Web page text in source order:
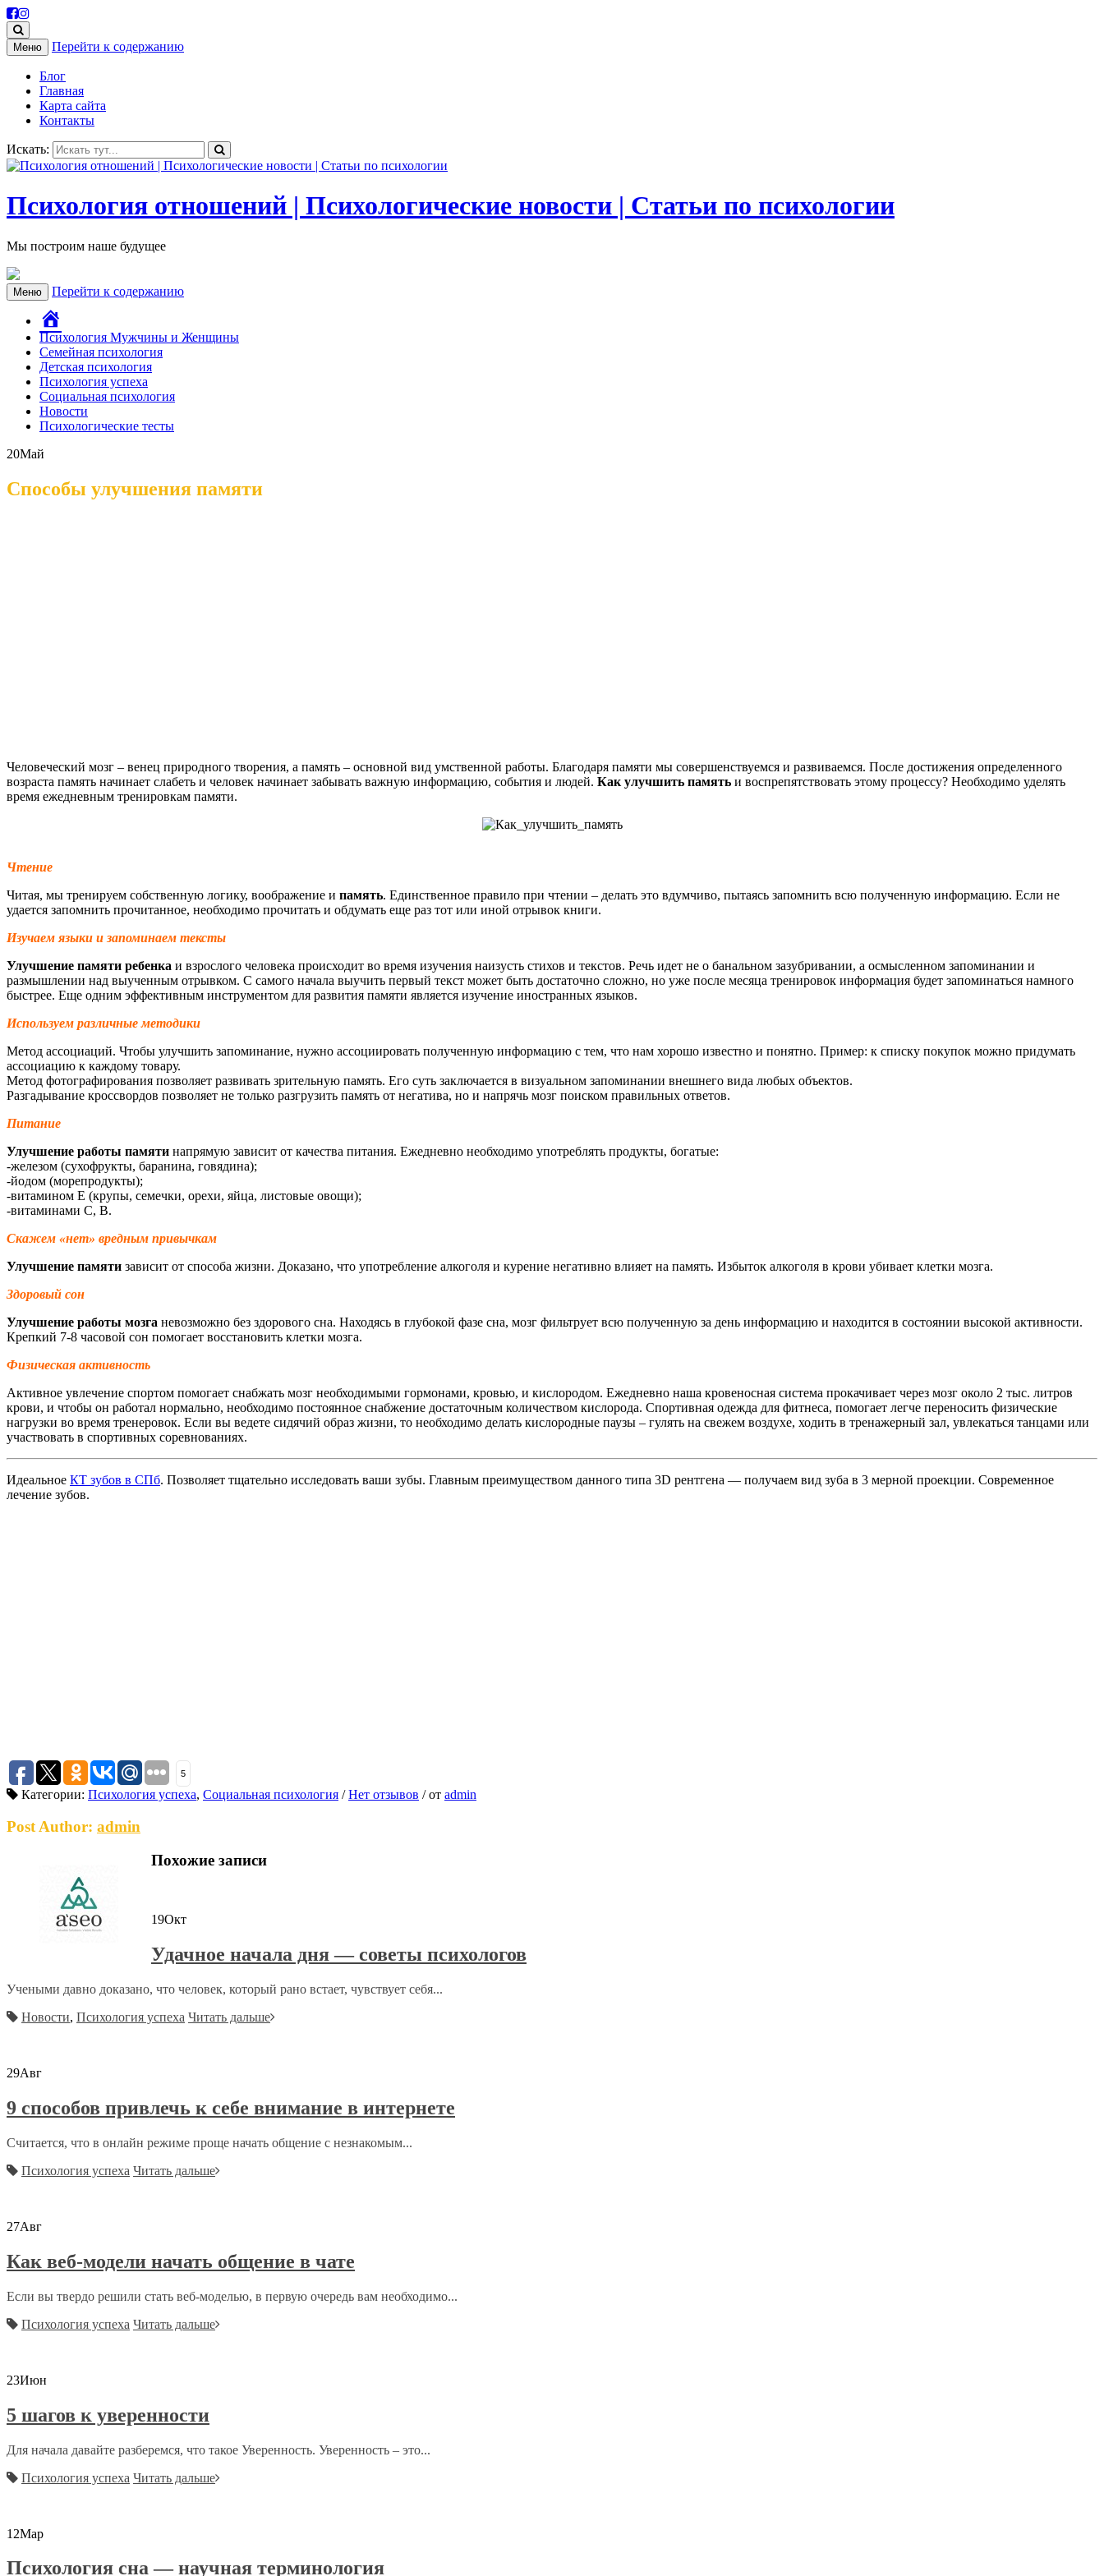
Меню Перейти к содержанию
Блог
Главная
Карта сайта
Контакты
Искать:
Психология отношений | Психологические новости | Статьи по психологии
Мы построим наше будущее
Меню Перейти к содержанию
Психология Мужчины и Женщины
Семейная психология
Детская психология
Психология успеха
Социальная психология
Новости
Психологические тесты
20Май
Способы улучшения памяти
Человеческий мозг – венец природного творения, а память – основной вид умственной работы. Благодаря памяти мы совершенствуемся и развиваемся. После достижения определенного
возраста память начинает слабеть и человек начинает забывать важную информацию, события и людей. Как улучшить память и воспрепятствовать этому процессу? Необходимо уделять
время ежедневным тренировкам памяти.
Чтение
Читая, мы тренируем собственную логику, воображение и память. Единственное правило при чтении – делать это вдумчиво, пытаясь запомнить всю полученную информацию. Если не
удается запомнить прочитанное, необходимо прочитать и обдумать еще раз тот или иной отрывок книги.
Изучаем языки и запоминаем тексты
Улучшение памяти ребенка и взрослого человека происходит во время изучения наизусть стихов и текстов. Речь идет не о банальном зазубривании, а осмысленном запоминании и
размышлении над выученным отрывком. С самого начала выучить первый текст может быть достаточно сложно, но уже после месяца тренировок информация будет запоминаться намного
быстрее. Еще одним эффективным инструментом для развития памяти является изучение иностранных языков.
Используем различные методики
Метод ассоциаций. Чтобы улучшить запоминание, нужно ассоциировать полученную информацию с тем, что нам хорошо известно и понятно. Пример: к списку покупок можно придумать
ассоциацию к каждому товару.
Метод фотографирования позволяет развивать зрительную память. Его суть заключается в визуальном запоминании внешнего вида любых объектов.
Разгадывание кроссвордов позволяет не только разгрузить память от негатива, но и напрячь мозг поиском правильных ответов.
Питание
Улучшение работы памяти напрямую зависит от качества питания. Ежедневно необходимо употреблять продукты, богатые:
-железом (сухофрукты, баранина, говядина);
-йодом (морепродукты);
-витамином Е (крупы, семечки, орехи, яйца, листовые овощи);
-витаминами С, В.
Скажем «нет» вредным привычкам
Улучшение памяти зависит от способа жизни. Доказано, что употребление алкоголя и курение негативно влияет на память. Избыток алкоголя в крови убивает клетки мозга.
Здоровый сон
Улучшение работы мозга невозможно без здорового сна. Находясь в глубокой фазе сна, мозг фильтрует всю полученную за день информацию и находится в состоянии высокой активности.
Крепкий 7-8 часовой сон помогает восстановить клетки мозга.
Физическая активность
Активное увлечение спортом помогает снабжать мозг необходимыми гормонами, кровью, и кислородом. Ежедневно наша кровеносная система прокачивает через мозг около 2 тыс. литров
крови, и чтобы он работал нормально, необходимо постоянное снабжение достаточным количеством кислорода. Спортивная одежда для фитнеса, помогает легче переносить физические
нагрузки во время тренеровок. Если вы ведете сидячий образ жизни, то необходимо делать кислородные паузы – гулять на свежем воздухе, ходить в тренажерный зал, увлекаться танцами или
участвовать в спортивных соревнованиях.
Идеальное КТ зубов в СПб. Позволяет тщательно исследовать ваши зубы. Главным преимуществом данного типа 3D рентгена — получаем вид зуба в 3 мерной проекции. Современное
лечение зубов.
5
Категории: Психология успеха, Социальная психология / Нет отзывов /от admin
Post Author: admin
Похожие записи
19Окт
Удачное начала дня — советы психологов
Учеными давно доказано, что человек, который рано встает, чувствует себя...
Новости, Психология успеха Читать дальше
29Авг
9 способов привлечь к себе внимание в интернете
Считается, что в онлайн режиме проще начать общение с незнакомым...
Психология успеха Читать дальше
27Авг
Как веб-модели начать общение в чате
Если вы твердо решили стать веб-моделью, в первую очередь вам необходимо...
Психология успеха Читать дальше
23Июн
5 шагов к уверенности
Для начала давайте разберемся, что такое Уверенность. Уверенность – это...
Психология успеха Читать дальше
12Мар
Психология сна — научная терминология